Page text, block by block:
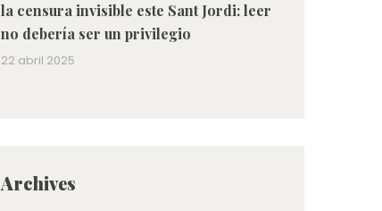
la censura invisible este Sant Jordi: leer
no debería ser un privilegio
22 abril 2025
Archives